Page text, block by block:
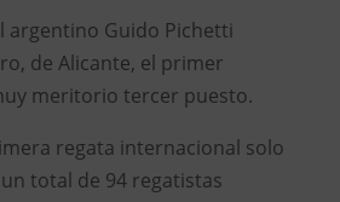
argentino Guido Pichetti
de Alicante, el primer
meritorio tercer puesto.
regata internacional solo
total de 94 regatistas